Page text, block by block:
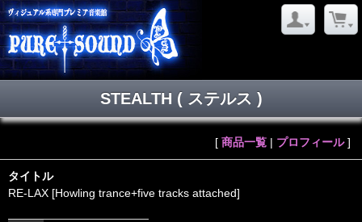
STEALTH ( ステルス )
[ 商品一覧 | プロフィール]
タイトル
RE-LAX [Howling trance+five tracks attached]